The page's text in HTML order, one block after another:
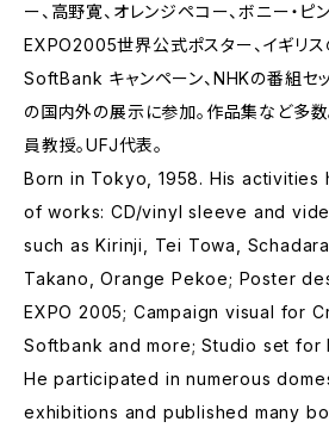
ー、高野寛、オレンジペコー、ボニー・ピ
EXPO2005世界公式ポスター、イギリス
SoftBank キャンペーン、NHKの番組セ
の国内外の展示に参加。作品集など多
員教授。UFJ代表。
Born in Tokyo, 1958. His activities
of works: CD/vinyl sleeve and
such as Kirinji, Tei Towa,
Takano, Orange Pekoe; Poster
EXPO 2005; Campaign visual for
Softbank and more; Studio set for
He participated in numerous
exhibitions and published many